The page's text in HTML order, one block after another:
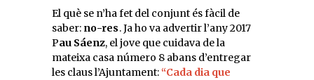
El què se n’ha fet del conjunt és fàcil de
saber: no-res. Ja ho va advertir l’any 2017
Pau Sáenz, el jove que cuidava de la
mateixa casa número 8 abans d’entregar
les claus l’Ajuntament: “Cada dia que